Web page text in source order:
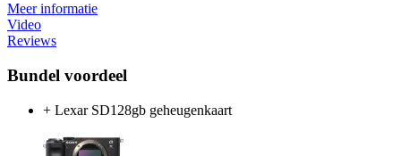
Meer informatie
Video
Reviews
Bundel voordeel
+ Lexar SD128gb geheugenkaart